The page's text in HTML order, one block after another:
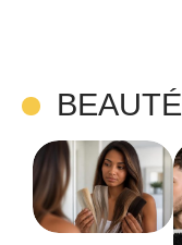
BEAUTÉ